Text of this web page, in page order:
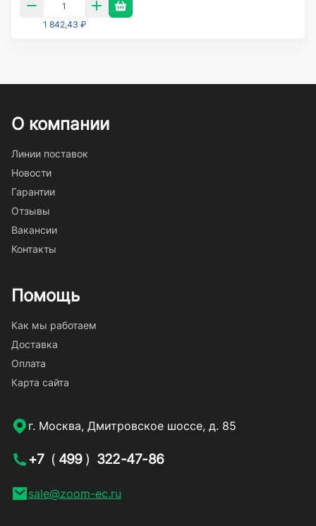
1 842,43 ₽
О компании
Линии поставок
Новости
Гарантии
Отзывы
Вакансии
Контакты
Помощь
Как мы работаем
Доставка
Оплата
Карта сайта
г. Москва, Дмитровское шоссе, д. 85
+7 ( 499 ) 322-47-86
sale@zoom-ec.ru